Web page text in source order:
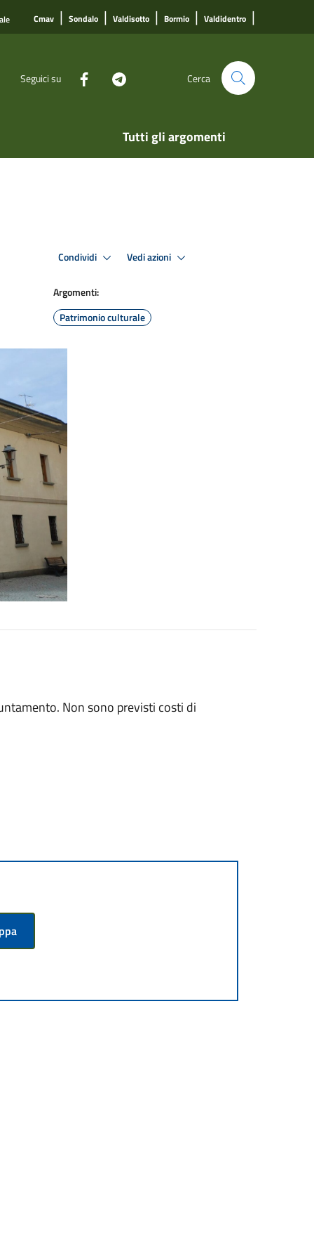
Cmav | Sondalo | Valdisotto | Bormio | Valdidentro |
Seguici su Cerca
Tutti gli argomenti
Condividi Vedi azioni
Argomenti:
Patrimonio culturale
Non sono previsti costi di